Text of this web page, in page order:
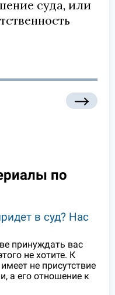
суда, или
по
в суд? Нас
принуждать вас
не хотите. К
не присутствие
а его отношение к